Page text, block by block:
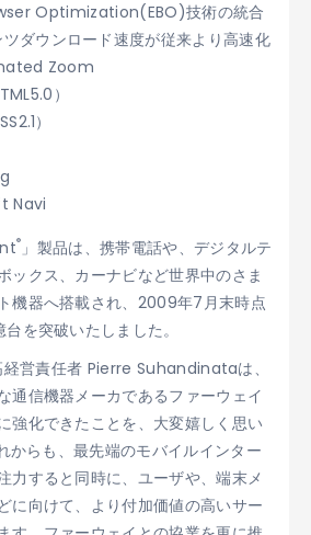
Optimization(EBO)技術の統合
ダウンロード速度が従来より高速化
Zoom
）
）
Navi
®」製品は、携帯電話や、デジタルテ
ックス、カーナビなど世界中のさま
機器へ搭載され、2009年7月末時点
を突破いたしました。
営責任者 Pierre Suhandinataは、
通信機器メーカであるファーウェイ
強化できたことを、大変嬉しく思い
からも、最先端のモバイルインター
力すると同時に、ユーザや、端末メ
に向けて、より付加価値の高いサー